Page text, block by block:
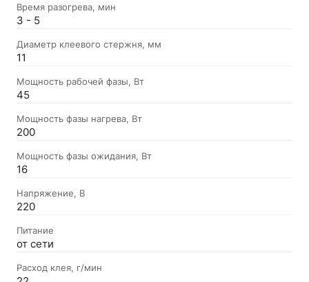
Время разогрева, мин
3 - 5
Диаметр клеевого стержня, мм
11
Мощность рабочей фазы, Вт
45
Мощность фазы нагрева, Вт
200
Мощность фазы ожидания, Вт
16
Напряжение, В
220
Питание
от сети
Расход клея, г/мин